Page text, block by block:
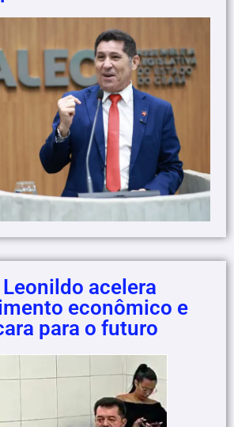
Leonildo acelera
econômico e
para o futuro